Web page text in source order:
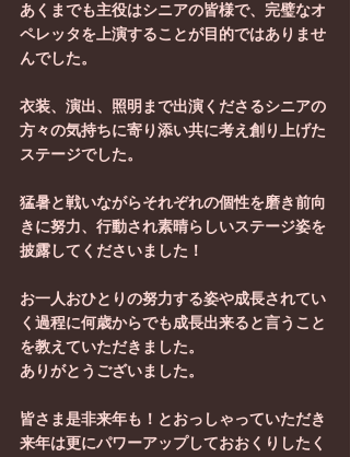
あくまでも主役はシニアの皆様で、完璧なオ
ペレッタを上演することが目的ではありませ
んでした。
衣装、演出、照明まで出演くださるシニアの
方々の気持ちに寄り添い共に考え創り上げた
ステージでした。
猛暑と戦いながらそれぞれの個性を磨き前向
きに努力、行動され素晴らしいステージ姿を
披露してくださいました！
お一人おひとりの努力する姿や成長されてい
く過程に何歳からでも成長出来ると言うこと
を教えていただきました。
ありがとうございました。
皆さま是非来年も！とおっしゃっていただき
来年は更にパワーアップしておおくりしたく